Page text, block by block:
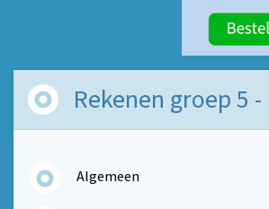
Rekenen groep 5
Algemeen